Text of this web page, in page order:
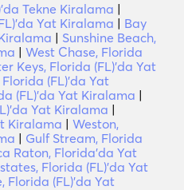
Tekne Kiralama |
Yat Kiralama | Bay
| Sunshine Beach,
| West Chase, Florida
Keys, Florida (FL)'da Yat
(FL)'da Yat
(FL)'da Yat Kiralama |
Yat Kiralama |
Kiralama | Weston,
| Gulf Stream, Florida
Raton, Florida'da Yat
Florida (FL)'da Yat
Florida (FL)'da Yat